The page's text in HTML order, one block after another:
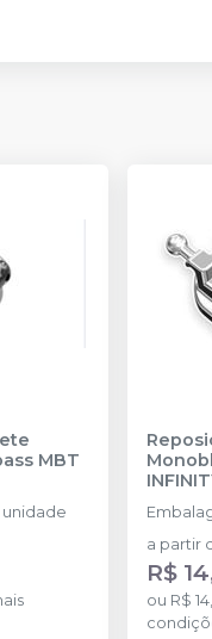
MBT
unidade
a partir
R$
ou R$